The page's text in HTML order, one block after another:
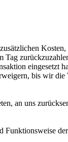
Kosten,
Tag
eingesetzt
bis wir die
an uns
Funktionsweise